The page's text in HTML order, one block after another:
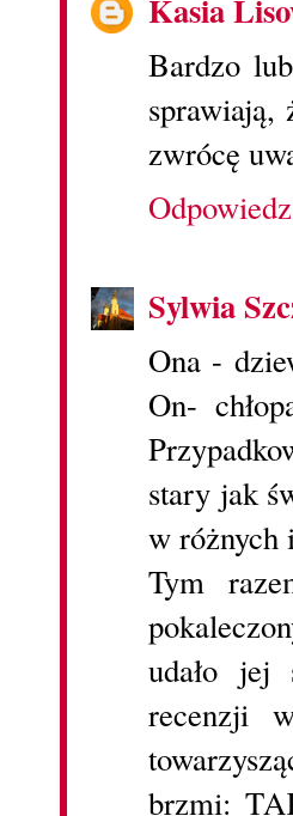
Kasia
Bardzo
sprawiają,
zwrócę
Odpowiedz
Sylwia
Ona -
On-
stary jak
w różnych
Tym
udało jej
recenzji
brzmi: